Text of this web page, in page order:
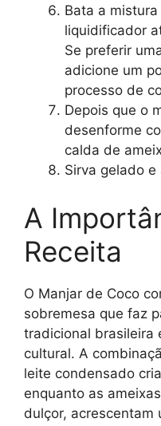
Bata a
liquidificador
Se preferir
adicione um
processo de
Depois que o
desenforme
calda de
Sirva gelado e
A
Receita
O Manjar de Coco
sobremesa que faz
tradicional brasileira
cultural. A
leite condensado
enquanto as
dulçor, acrescentam